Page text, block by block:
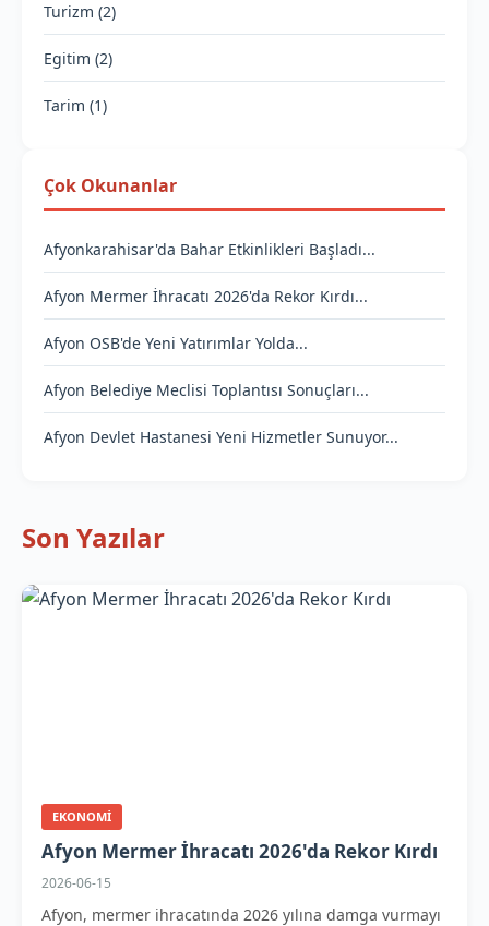
Turizm (2)
Egitim (2)
Tarim (1)
Çok Okunanlar
Afyonkarahisar'da Bahar Etkinlikleri Başladı...
Afyon Mermer İhracatı 2026'da Rekor Kırdı...
Afyon OSB'de Yeni Yatırımlar Yolda...
Afyon Belediye Meclisi Toplantısı Sonuçları...
Afyon Devlet Hastanesi Yeni Hizmetler Sunuyor...
Son Yazılar
EKONOMI
Afyon Mermer İhracatı 2026'da Rekor Kırdı
2026-06-15
Afyon, mermer ihracatında 2026 yılına damga vurmayı